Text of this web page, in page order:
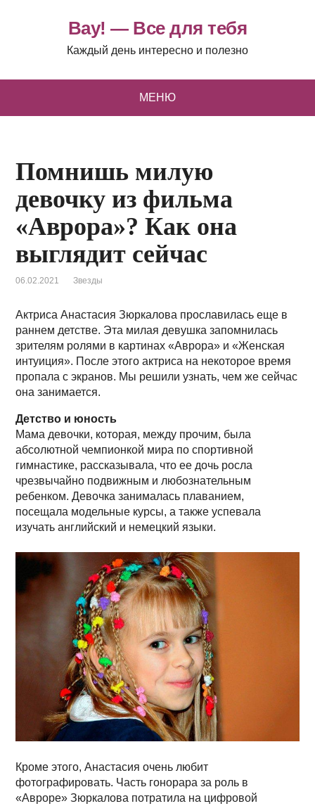
Вау! — Все для тебя
Каждый день интересно и полезно
МЕНЮ
Помнишь милую
девочку из фильма
«Аврора»? Как она
выглядит сейчас
06.02.2021 Звезды
Актриса Анастасия Зюркалова прославилась еще в
раннем детстве. Эта милая девушка запомнилась
зрителям ролями в картинах «Аврора» и «Женская
интуиция». После этого актриса на некоторое время
пропала с экранов. Мы решили узнать, чем же сейчас
она занимается.
Детство и юность
Мама девочки, которая, между прочим, была
абсолютной чемпионкой мира по спортивной
гимнастике, рассказывала, что ее дочь росла
чрезвычайно подвижным и любознательным
ребенком. Девочка занималась плаванием,
посещала модельные курсы, а также успевала
изучать английский и немецкий языки.
Кроме этого, Анастасия очень любит
фотографировать. Часть гонорара за роль в
«Авроре» Зюркалова потратила на цифровой